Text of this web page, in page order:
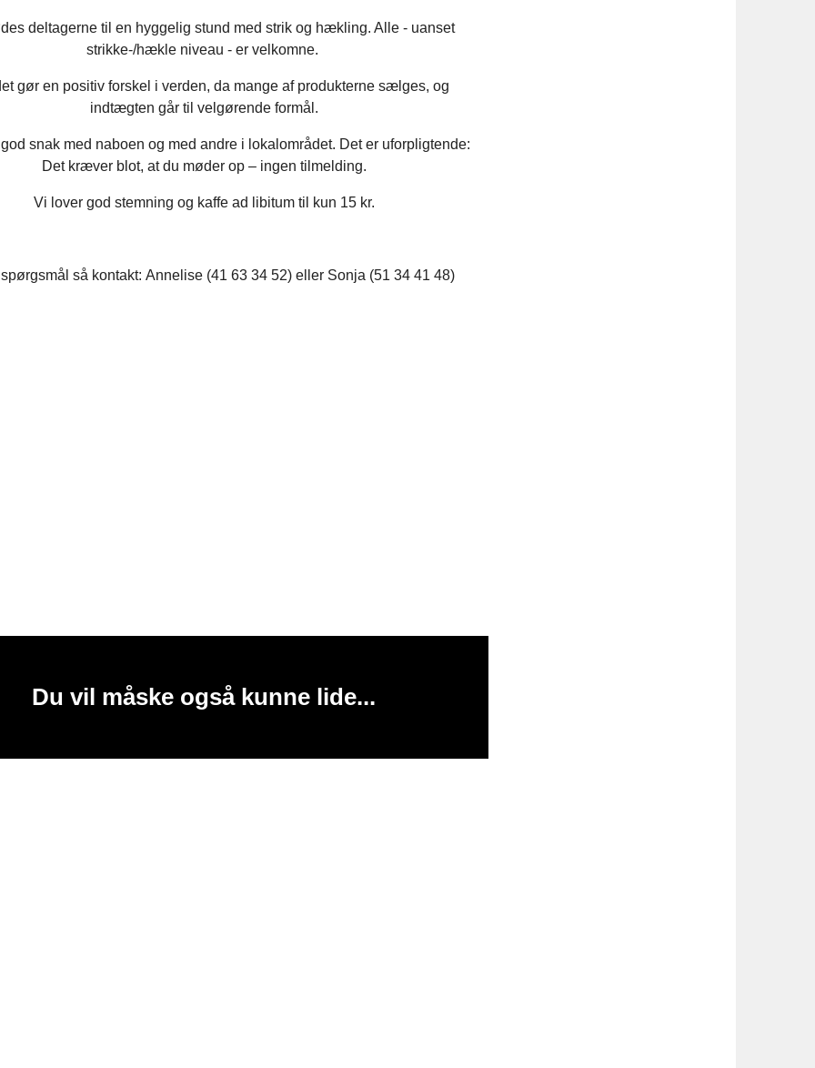
deltagerne til en hyggelig stund med strik og hækling. Alle - uanset
strikke-/hækle niveau - er velkomne.
gør en positiv forskel i verden, da mange af produkterne sælges, og
indtægten går til velgørende formål.
snak med naboen og med andre i lokalområdet. Det er uforpligtende:
Det kræver blot, at du møder op – ingen tilmelding.
Vi lover god stemning og kaffe ad libitum til kun 15 kr.
så kontakt: Annelise (41 63 34 52) eller Sonja (51 34 41 48)
Du vil måske også kunne lide...